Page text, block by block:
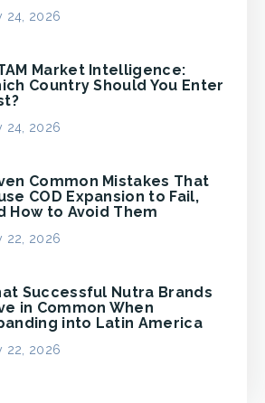
24, 2026
Market Intelligence:
Country Should You Enter
24, 2026
Common Mistakes That
COD Expansion to Fail,
How to Avoid Them
22, 2026
Successful Nutra Brands
in Common When
into Latin America
22, 2026